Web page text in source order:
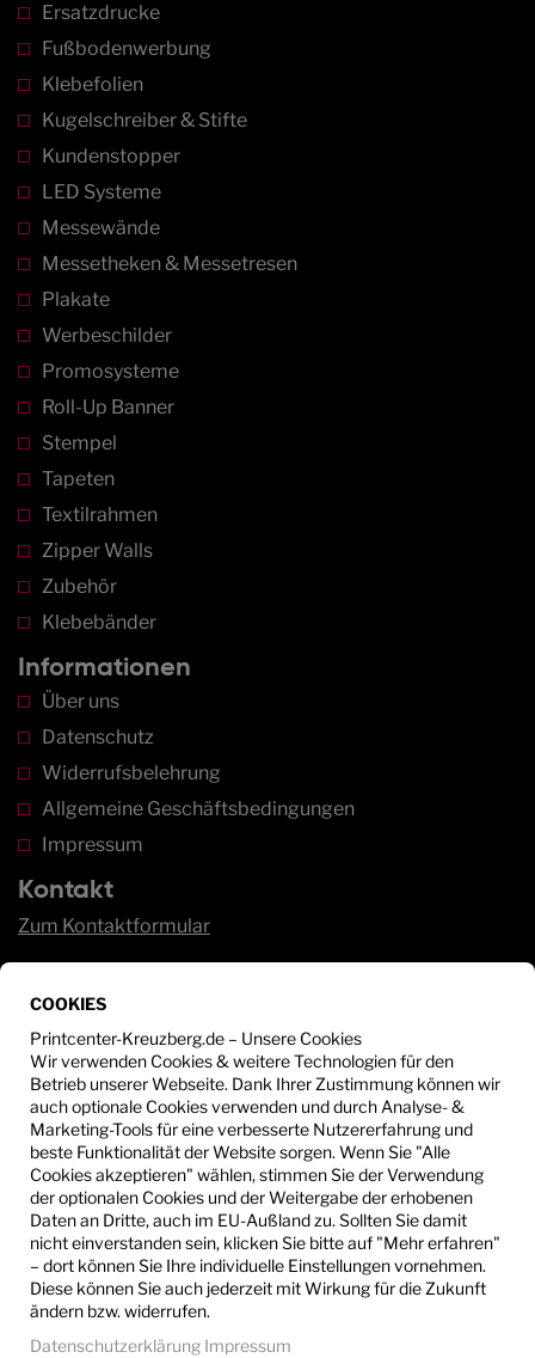
Ersatzdrucke
Fußbodenwerbung
Klebefolien
Kugelschreiber & Stifte
Kundenstopper
LED Systeme
Messewände
Messetheken & Messetresen
Plakate
Werbeschilder
Promosysteme
Roll-Up Banner
Stempel
Tapeten
Textilrahmen
Zipper Walls
Zubehör
Klebebänder
Informationen
Über uns
Datenschutz
Widerrufsbelehrung
Allgemeine Geschäftsbedingungen
Impressum
Kontakt
Zum Kontaktformular
Sie haben Fragen?
Wir beraten Sie gerne unter:
+49 30 - 612 53 25
info@printcenter-kreuzberg.de
COOKIES
Printcenter-Kreuzberg.de – Unsere Cookies
Wir verwenden Cookies & weitere Technologien für den
Betrieb unserer Webseite. Dank Ihrer Zustimmung können wir
auch optionale Cookies verwenden und durch Analyse- &
Marketing-Tools für eine verbesserte Nutzererfahrung und
beste Funktionalität der Website sorgen. Wenn Sie "Alle
Cookies akzeptieren" wählen, stimmen Sie der Verwendung
der optionalen Cookies und der Weitergabe der erhobenen
Daten an Dritte, auch im EU-Außland zu. Sollten Sie damit
nicht einverstanden sein, klicken Sie bitte auf "Mehr erfahren"
– dort können Sie Ihre individuelle Einstellungen vornehmen.
Diese können Sie auch jederzeit mit Wirkung für die Zukunft
ändern bzw. widerrufen.
Datenschutzerklärung Impressum